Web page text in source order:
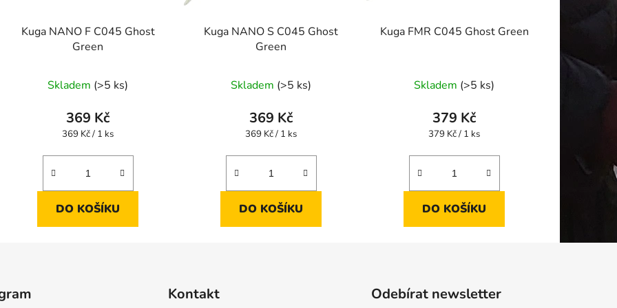
Kuga NANO F C045 Ghost
Green
Skladem (>5 ks)
369 Kč
Měrná
369 Kč / 1 ks
DO KOŠÍKU
Kuga NANO S C045 Ghost
Green
Skladem (>5 ks)
369 Kč
Měrná
369 Kč / 1 ks
DO KOŠÍKU
Kuga FMR C045 Ghost Green
Skladem (>5 ks)
379 Kč
Měrná
379 Kč / 1 ks
DO KOŠÍKU
Kontakt Odebírat newsletter